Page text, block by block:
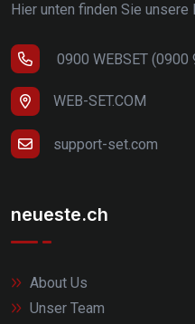
Hier unten finden Sie unsere
0900 WEBSET
WEB-SET.COM
support-set.com
neueste.ch
About Us
Unser Team